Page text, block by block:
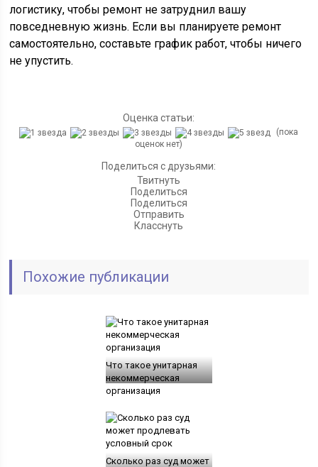
логистику, чтобы ремонт не затруднил вашу
повседневную жизнь. Если вы планируете ремонт
самостоятельно, составьте график работ, чтобы ничего
не упустить.
Оценка статьи:
(пока
оценок нет)
Поделиться с друзьями:
Твитнуть
Поделиться
Поделиться
Отправить
Класснуть
Похожие публикации
Что такое унитарная
некоммерческая
организация
Сколько раз суд может